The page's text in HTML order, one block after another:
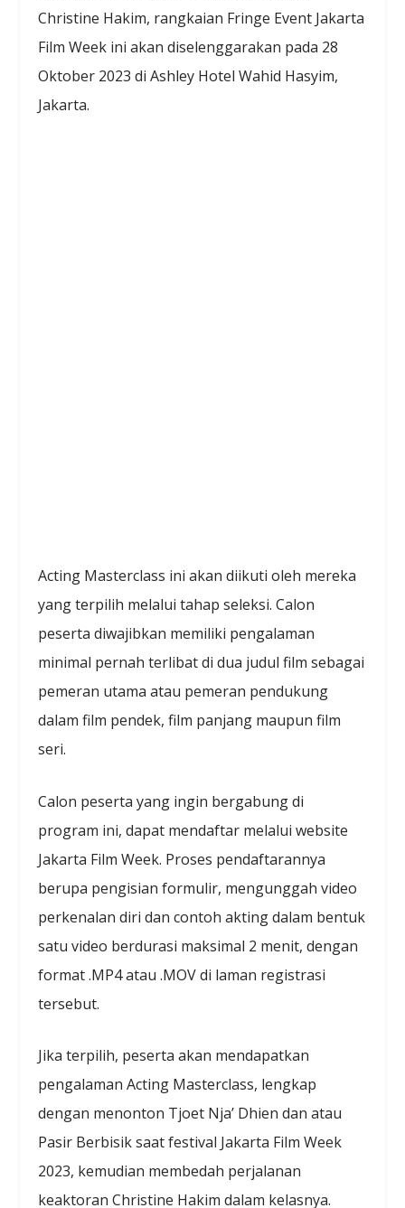
Christine Hakim, rangkaian Fringe Event Jakarta
Film Week ini akan diselenggarakan pada 28
Oktober 2023 di Ashley Hotel Wahid Hasyim,
Jakarta.
Acting Masterclass ini akan diikuti oleh mereka
yang terpilih melalui tahap seleksi. Calon
peserta diwajibkan memiliki pengalaman
minimal pernah terlibat di dua judul film sebagai
pemeran utama atau pemeran pendukung
dalam film pendek, film panjang maupun film
seri.
Calon peserta yang ingin bergabung di
program ini, dapat mendaftar melalui website
Jakarta Film Week. Proses pendaftarannya
berupa pengisian formulir, mengunggah video
perkenalan diri dan contoh akting dalam bentuk
satu video berdurasi maksimal 2 menit, dengan
format .MP4 atau .MOV di laman registrasi
tersebut.
Jika terpilih, peserta akan mendapatkan
pengalaman Acting Masterclass, lengkap
dengan menonton Tjoet Nja’ Dhien dan atau
Pasir Berbisik saat festival Jakarta Film Week
2023, kemudian membedah perjalanan
keaktoran Christine Hakim dalam kelasnya.